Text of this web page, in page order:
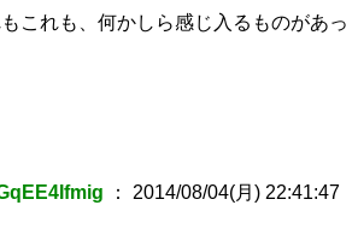
れも、何かしら感じ入るものがあっ
： 2014/08/04(月) 22:41:47